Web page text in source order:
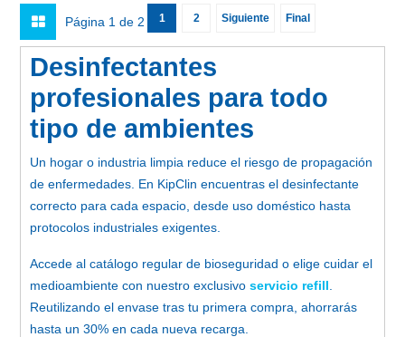
Página 1 de 2 1 2 Siguiente Final
Desinfectantes
profesionales para todo
tipo de ambientes
Un hogar o industria limpia reduce el riesgo de propagación
de enfermedades. En KipClin encuentras el desinfectante
correcto para cada espacio, desde uso doméstico hasta
protocolos industriales exigentes.
Accede al catálogo regular de bioseguridad o elige cuidar el
medioambiente con nuestro exclusivo servicio refill
Reutilizando el envase tras tu primera compra, ahorrarás
hasta un 30% en cada nueva recarga.